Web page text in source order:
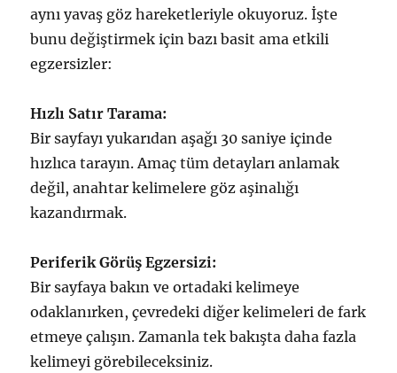
aynı yavaş göz hareketleriyle okuyoruz. İşte
bunu değiştirmek için bazı basit ama etkili
egzersizler:
Hızlı Satır Tarama:
Bir sayfayı yukarıdan aşağı 30 saniye içinde
hızlıca tarayın. Amaç tüm detayları anlamak
değil, anahtar kelimelere göz aşinalığı
kazandırmak.
Periferik Görüş Egzersizi:
Bir sayfaya bakın ve ortadaki kelimeye
odaklanırken, çevredeki diğer kelimeleri de fark
etmeye çalışın. Zamanla tek bakışta daha fazla
kelimeyi görebileceksiniz.